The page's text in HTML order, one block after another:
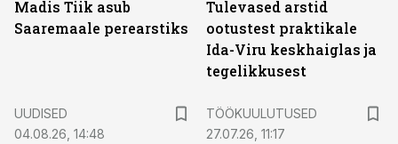
Madis Tiik asub
Saaremaale perearstiks
Tulevased arstid
ootustest praktikale
Ida-Viru keskhaiglas ja
tegelikkusest
UUDISED
04.08.26, 14:48
TÖÖKUULUTUSED
27.07.26, 11:17